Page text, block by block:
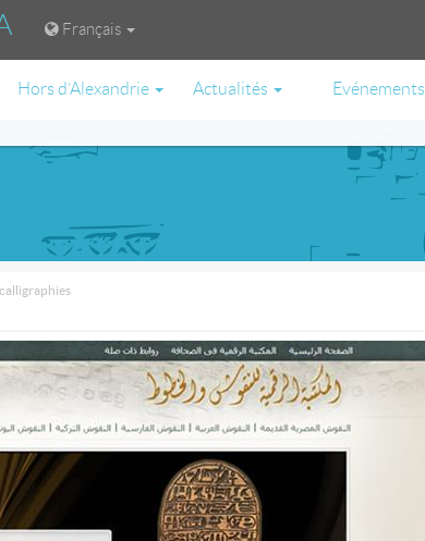
Français
Hors d’Alexandrie Actualités Evénements